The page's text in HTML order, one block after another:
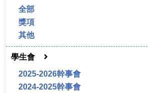
全部
獎項
其他
學生會
2025-2026幹事會
2024-2025幹事會